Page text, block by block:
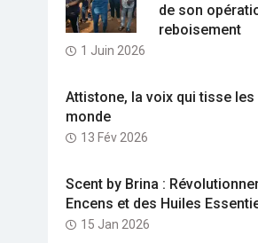
de son
reboisement
1 Juin 2026
Attistone, la voix qui tisse
monde
13 Fév 2026
Scent by Brina :
Encens et des Huiles
15 Jan 2026